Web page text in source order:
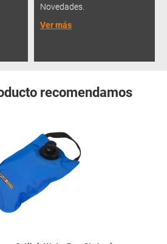
Novedades.
Ver más
recomendamos